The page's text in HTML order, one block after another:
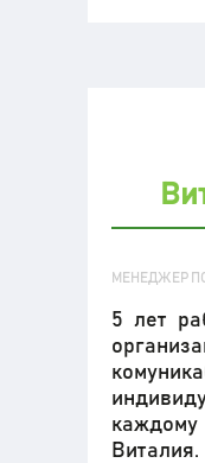
МЕНЕДЖЕР
5 лет
Виталия.